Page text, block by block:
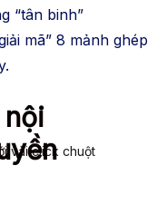
vài click chuột
“tân binh”
mã” 8 mảnh ghép
nội